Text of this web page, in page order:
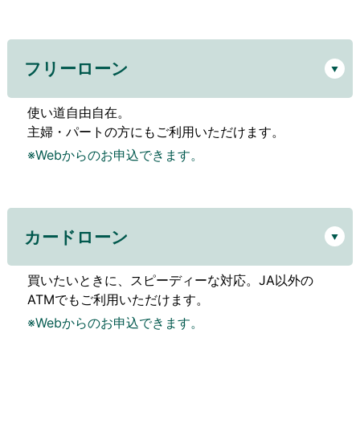
フリーローン
使い道自由自在。
主婦・パートの方にもご利用いただけます。
※Webからのお申込できます。
カードローン
買いたいときに、スピーディーな対応。JA以外の
ATMでもご利用いただけます。
※Webからのお申込できます。